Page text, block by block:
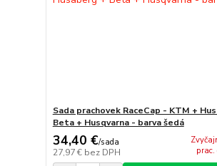
Sada prachovek RaceCap - KTM +
Beta + Husqvarna - barva šedá
34,40 €/sada
27,97 € bez DPH